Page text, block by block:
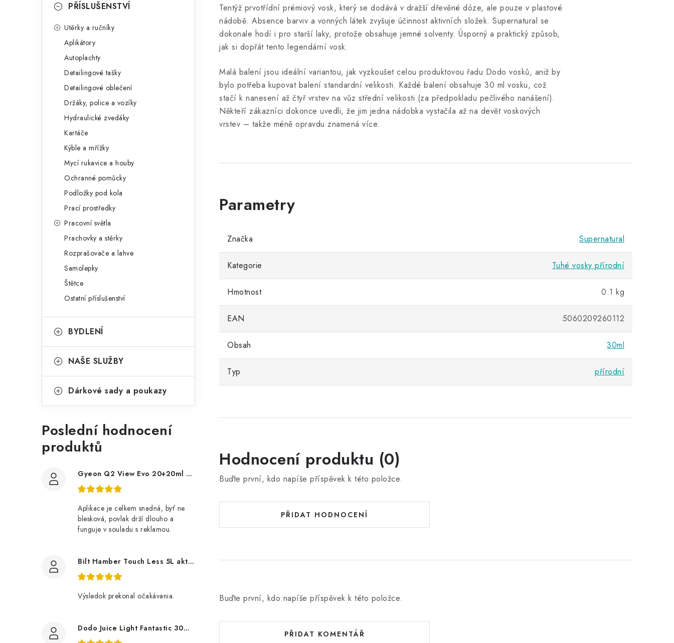
PŘÍSLUŠENSTVÍ
Utěrky a ručníky
Aplikátory
Autoplachty
Detailingové tašky
Detailingové oblečení
Držáky, police a vozíky
Hydraulické zvedáky
Kartáče
Kýble a mřížky
Mycí rukavice a houby
Ochranné pomůcky
Podložky pod kola
Prací prostředky
Pracovní světla
Prachovky a stěrky
Rozprašovače a lahve
Samolepky
Štětce
Ostatní příslušenství
BYDLENÍ
NAŠE SLUŽBY
Dárkové sady a poukazy
Poslední hodnocení
produktů
Gyeon Q2 View Evo 20+20ml nanopovlak na okna
Aplikace je celkem snadná, byť ne
blesková, povlak drží dlouho a
funguje v souladu s reklamou.
Bilt Hamber Touch Less 5L aktivní pěna
Výsledok prekonal očakávania.
Dodo Juice Light Fantastic 30ml měkký vosk
Tentýž prvotřídní prémiový vosk, který se dodává v dražší dřevěné dóze, ale pouze v plastové
nádobě. Absence barviv a vonných látek zvyšuje účinnost aktivních složek. Supernatural se
dokonale hodí i pro starší laky, protože obsahuje jemné solventy. Úsporný a praktický způsob,
jak si dopřát tento legendární vosk.
Malá balení jsou ideální variantou, jak vyzkoušet celou produktovou řadu Dodo vosků, aniž by
bylo potřeba kupovat balení standardní velikosti. Každé balení obsahuje 30 ml vosku, což
stačí k nanesení až čtyř vrstev na vůz střední velikosti (za předpokladu pečlivého nanášení).
Někteří zákazníci dokonce uvedli, že jim jedna nádobka vystačila až na devět voskových
vrstev – takže méně opravdu znamená více.
Značka Supernatural
Kategorie Tuhé vosky přírodní
Hmotnost 0.1 kg
EAN 5060209260112
Obsah 30ml
Typ přírodní
Hodnocení produktu (0)
Buďte první, kdo napíše příspěvek k této položce.
PŘIDAT HODNOCENÍ
Buďte první, kdo napíše příspěvek k této položce.
PŘIDAT KOMENTÁŘ